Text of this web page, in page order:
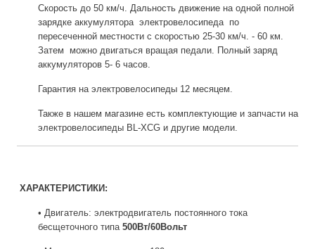
Скорость до 50 км/ч. Дальность движение на одной полной
зарядке аккумулятора электровелосипеда по
пересеченной местности с скоростью 25-30 км/ч. - 60 км.
Затем можно двигаться вращая педали. Полный заряд
аккумуляторов 5- 6 часов.
Гарантия на электровелосипеды 12 месяцем.
Также в нашем магазине есть комплектующие и запчасти на
электровелосипеды BL-XCG и другие модели.
ХАРАКТЕРИСТИКИ:
• Двигатель: электродвигатель постоянного тока
бесщеточного типа 500Вт/60Вольт